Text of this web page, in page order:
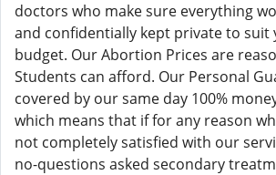
doctors who make sure everything
and confidentially kept private to suit
budget. Our Abortion Prices are
Students can afford. Our Personal
covered by our same day 100%
which means that if for any reason
not completely satisfied with our
no-questions asked secondary